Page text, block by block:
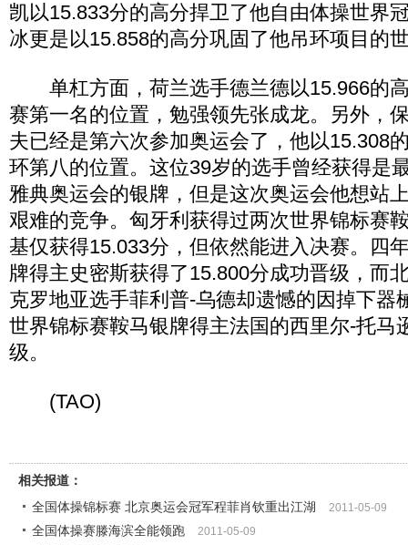
凯以15.833分的高分捍卫了他自由体操世界
冰更是以15.858的高分巩固了他吊环项目的
单杠方面，荷兰选手德兰德以15.966的
赛第一名的位置，勉强领先张成龙。另外，
夫已经是第六次参加奥运会了，他以15.308
环第八的位置。这位39岁的选手曾经获得是
雅典奥运会的银牌，但是这次奥运会他想站
艰难的竞争。匈牙利获得过两次世界锦标赛
基仅获得15.033分，但依然能进入决赛。四
牌得主史密斯获得了15.800分成功晋级，而
克罗地亚选手菲利普-乌德却遗憾的因掉下器
世界锦标赛鞍马银牌得主法国的西里尔-托马
级。
(TAO)
相关报道：
全国体操锦标赛 北京奥运会冠军程菲肖钦重出江湖
2011-05-09
全国体操赛滕海滨全能领跑 2011-05-09